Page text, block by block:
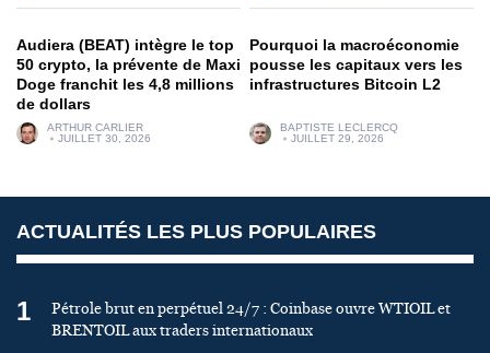
Audiera (BEAT) intègre le top
50 crypto, la prévente de Maxi
Doge franchit les 4,8 millions
de dollars
ARTHUR CARLIER
JUILLET 30, 2026
Pourquoi la macroéconomie
pousse les capitaux vers les
infrastructures Bitcoin L2
BAPTISTE LECLERCQ
JUILLET 29, 2026
ACTUALITÉS LES PLUS POPULAIRES
1
Pétrole brut en perpétuel 24/7 : Coinbase ouvre WTIOIL et
BRENTOIL aux traders internationaux